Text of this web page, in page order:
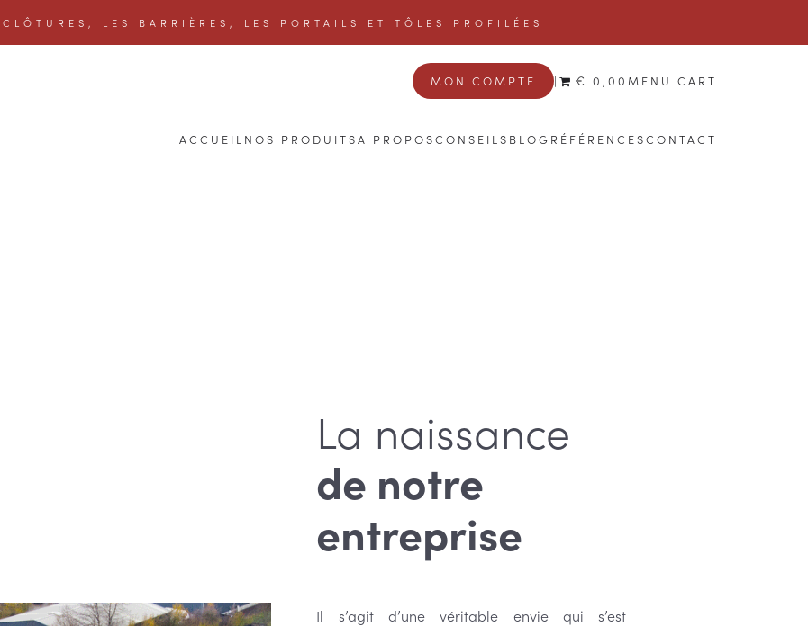
LES BARRIÈRES, LES PORTAILS ET TÔLES PROFILÉES
MON COMPTE | € 0,00 MENU CART
ACCUEIL NOS PRODUITSA PROPOSCONSEILS BLOG RÉFÉRENCESCONTACT
La naissance
de notre
entreprise
Il s’agit d’une véritable envie qui s’est